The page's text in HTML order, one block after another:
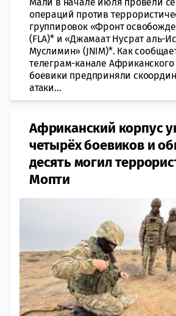
операций против
группировок «Фронт
(FLA)* и «Джамаат Нусрат аль-
Муслимин» (JNIM)*. Как
телеграм-канале Африканского
боевики предприняли
атаки...
Африканский корпус
четырёх боевиков и
десять могил
Мопти